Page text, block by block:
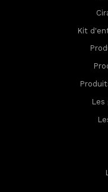
Kit
Les